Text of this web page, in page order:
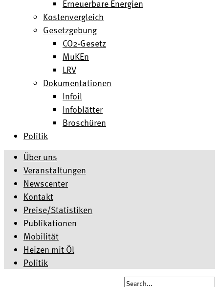
Erneuerbare Energien
Kostenvergleich
Gesetzgebung
CO2-Gesetz
MuKEn
LRV
Dokumentationen
Infoil
Infoblätter
Broschüren
Politik
Über uns
Veranstaltungen
Newscenter
Kontakt
Preise/Statistiken
Publikationen
Mobilität
Heizen mit Öl
Politik